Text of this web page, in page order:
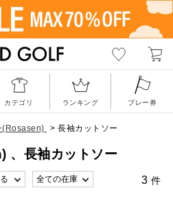
カテゴリ ランキング プレー券
(Rosasen) > 長袖カットソー
、長袖カットソー
3 件